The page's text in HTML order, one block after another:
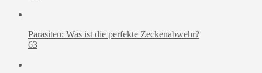
Parasiten: Was ist die perfekte Zeckenabwehr?
63